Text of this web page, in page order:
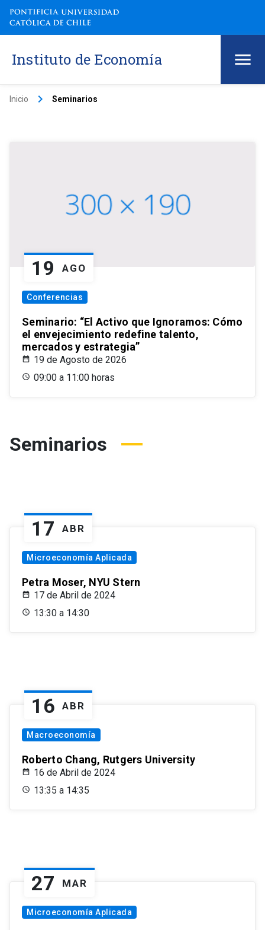
Instituto de Economía
Inicio keyboard_arrow_right Seminarios
19 AGO
Conferencias
Seminario: “El Activo que Ignoramos: Cómo
el envejecimiento redefine talento,
mercados y estrategia”
19 de Agosto de 2026
09:00 a 11:00 horas
Seminarios
17 ABR
Microeconomía Aplicada
Petra Moser, NYU Stern
17 de Abril de 2024
13:30 a 14:30
16 ABR
Macroeconomía
Roberto Chang, Rutgers University
16 de Abril de 2024
13:35 a 14:35
27 MAR
Microeconomía Aplicada